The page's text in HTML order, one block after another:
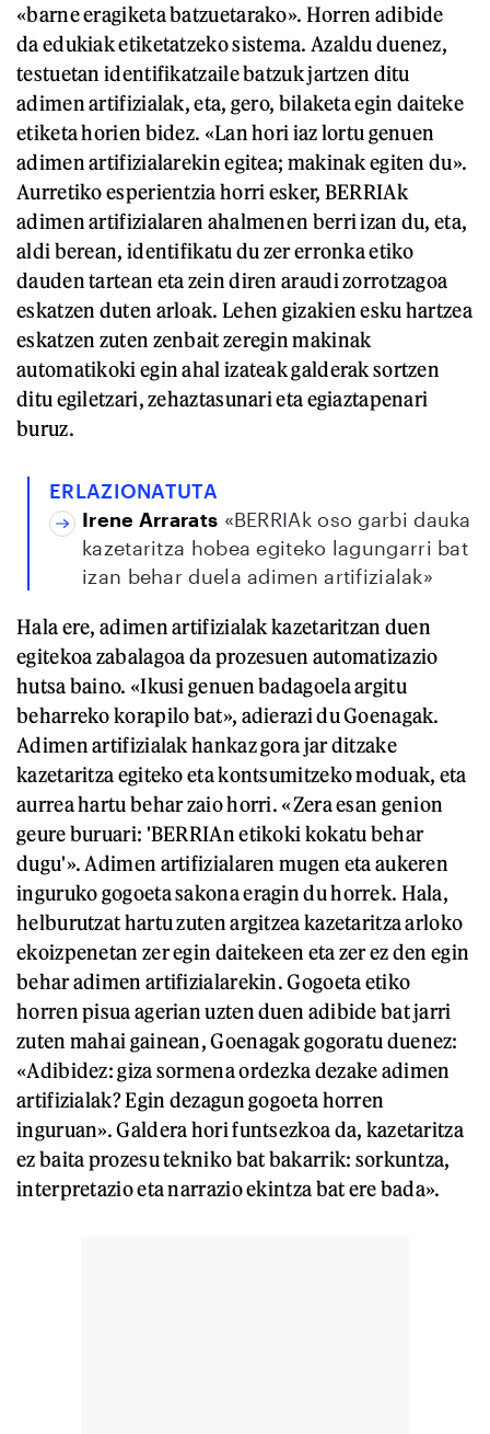
«barne eragiketa batzuetarako». Horren adibide
da edukiak etiketatzeko sistema. Azaldu duenez,
testuetan identifikatzaile batzuk jartzen ditu
adimen artifizialak, eta, gero, bilaketa egin daiteke
etiketa horien bidez. «Lan hori iaz lortu genuen
adimen artifizialarekin egitea; makinak egiten du».
Aurretiko esperientzia horri esker, BERRIAk
adimen artifizialaren ahalmenen berri izan du, eta,
aldi berean, identifikatu du zer erronka etiko
dauden tartean eta zein diren araudi zorrotzagoa
eskatzen duten arloak. Lehen gizakien esku hartzea
eskatzen zuten zenbait zeregin makinak
automatikoki egin ahal izateak galderak sortzen
ditu egiletzari, zehaztasunari eta egiaztapenari
buruz.
ERLAZIONATUTA
Irene Arrarats «BERRIAk oso garbi dauka
kazetaritza hobea egiteko lagungarri bat
izan behar duela adimen artifizialak»
Hala ere, adimen artifizialak kazetaritzan duen
egitekoa zabalagoa da prozesuen automatizazio
hutsa baino. «Ikusi genuen badagoela argitu
beharreko korapilo bat», adierazi du Goenagak.
Adimen artifizialak hankaz gora jar ditzake
kazetaritza egiteko eta kontsumitzeko moduak, eta
aurrea hartu behar zaio horri. «Zera esan genion
geure buruari: 'BERRIAn etikoki kokatu behar
dugu'». Adimen artifizialaren mugen eta aukeren
inguruko gogoeta sakona eragin du horrek. Hala,
helburutzat hartu zuten argitzea kazetaritza arloko
ekoizpenetan zer egin daitekeen eta zer ez den egin
behar adimen artifizialarekin. Gogoeta etiko
horren pisua agerian uzten duen adibide bat jarri
zuten mahai gainean, Goenagak gogoratu duenez:
«Adibidez: giza sormena ordezka dezake adimen
artifizialak? Egin dezagun gogoeta horren
inguruan». Galdera hori funtsezkoa da, kazetaritza
ez baita prozesu tekniko bat bakarrik: sorkuntza,
interpretazio eta narrazio ekintza bat ere bada».